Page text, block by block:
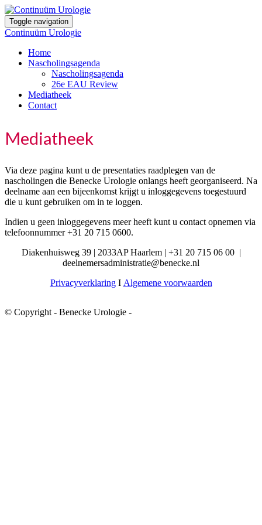
Toggle navigation
Continuüm Urologie
Home
Nascholingsagenda
Nascholingsagenda
26e EAU Review
Mediatheek
Contact
Mediatheek
Via deze pagina kunt u de presentaties raadplegen van de
nascholingen die Benecke Urologie onlangs heeft georganiseerd. Na
deelname aan een bijeenkomst krijgt u inloggegevens toegestuurd
die u kunt gebruiken om in te loggen.
Indien u geen inloggegevens meer heeft kunt u contact opnemen via
telefoonnummer +31 20 715 0600.
Diakenhuisweg 39 | 2033AP Haarlem | +31 20 715 06 00 |
deelnemersadministratie@benecke.nl
PrivacyverklaringI Algemene voorwaarden
© Copyright - Benecke Urologie -